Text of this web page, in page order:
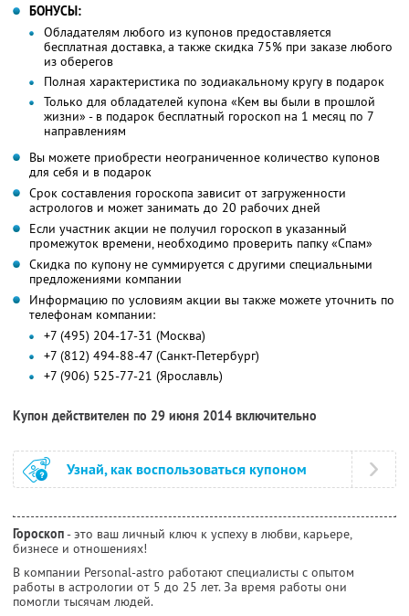
БОНУСЫ:
Обладателям любого из купонов предоставляется
бесплатная доставка, а также скидка 75% при заказе любого
из оберегов
Полная характеристика по зодиакальному кругу в подарок
Только для обладателей купона «Кем вы были в прошлой
жизни» - в подарок бесплатный гороскоп на 1 месяц по 7
направлениям
Вы можете приобрести неограниченное количество купонов
для себя и в подарок
Срок составления гороскопа зависит от загруженности
астрологов и может занимать до 20 рабочих дней
Если участник акции не получил гороскоп в указанный
промежуток времени, необходимо проверить папку «Спам»
Скидка по купону не суммируется с другими специальными
предложениями компании
Информацию по условиям акции вы также можете уточнить по
телефонам компании:
+7 (495) 204-17-31 (Москва)
+7 (812) 494-88-47 (Санкт-Петербург)
+7 (906) 525-77-21 (Ярославль)
Купон действителен по 29 июня 2014 включительно
Узнай, как воспользоваться купоном
Гороскоп- это ваш личный ключ к успеху в любви, карьере,
бизнесе и отношениях!
В компании Personal-astro работают специалисты с опытом
работы в астрологии от 5 до 25 лет. За время работы они
помогли тысячам людей.